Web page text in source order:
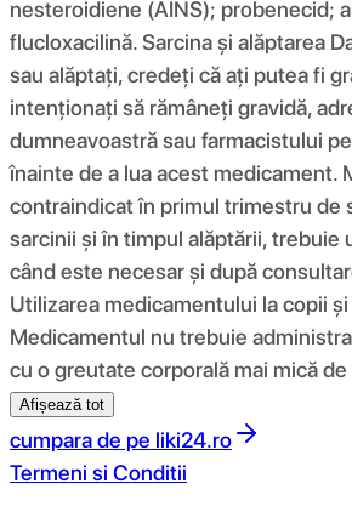
nesteroidiene (AINS); probenecid;
flucloxacilină. Sarcina și alăptarea
sau alăptați, credeți că ați putea fi
intenționați să rămâneți gravidă,
dumneavoastră sau farmacistului
înainte de a lua acest medicament.
contraindicat în primul trimestru de
sarcinii și în timpul alăptării, trebuie
când este necesar și după
Utilizarea medicamentului la copii
Medicamentul nu trebuie
cu o greutate corporală mai mică
Afișează tot
cumpara de pe liki24.ro
Termeni si Conditii